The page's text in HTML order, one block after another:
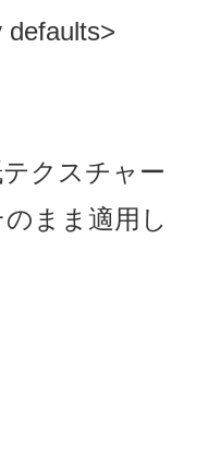
クスチャー
まま適用し